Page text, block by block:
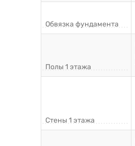
Обвязка фундамента
Полы 1 этажа
Стены 1 этажа